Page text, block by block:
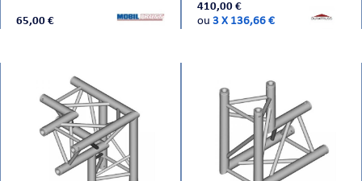
65,00 €
410,00 €
ou 3 X 136,66 €